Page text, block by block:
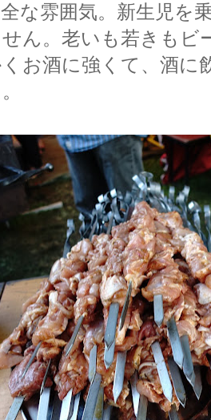
な雰囲気。新生児を
せん。老いも若きも
お酒に強くて、酒に